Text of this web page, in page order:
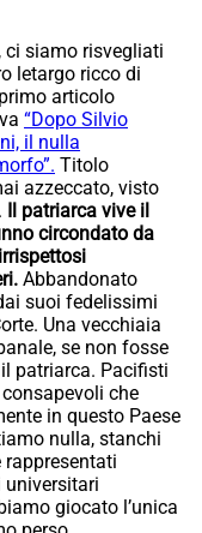
ci siamo risvegliati
letargo ricco di
articolo
“Dopo Silvio
il nulla
Titolo
azzeccato, visto
Il patriarca vive il
circondato da
Abbandonato
suoi fedelissimi
Una vecchiaia
se non fosse
patriarca. Pacifisti
che
in questo Paese
nulla, stanchi
rappresentati
giocato l’unica